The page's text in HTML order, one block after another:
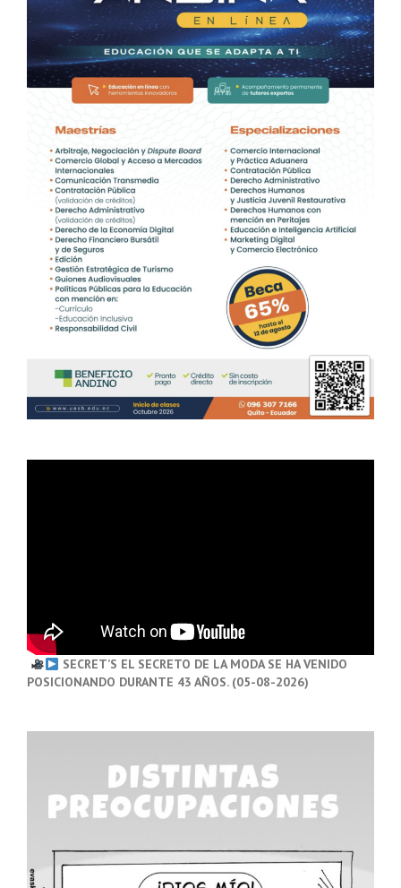
SECRET’S EL SECRETO DE LA MODA SE HA VENIDO
POSICIONANDO DURANTE 43 AÑOS. (05-08-2026)